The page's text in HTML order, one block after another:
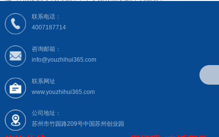
联系电话：
4007187714
咨询邮箱：
info@youzhihui365.com
联系网址
www.youzhihui365.com
公司地址：
苏州市竹园路209号中国苏州创业园